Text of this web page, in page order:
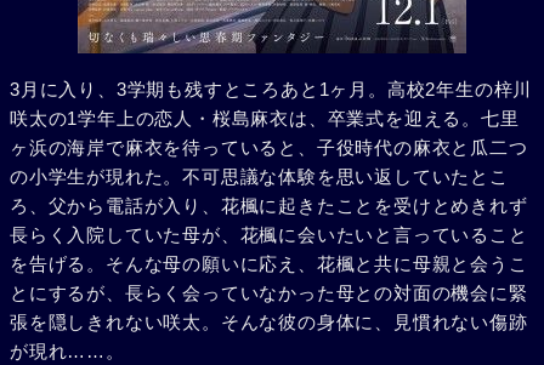
3月に入り、3学期も残すところあと1ヶ月。高校2年生の梓川
咲太の1学年上の恋人・桜島麻衣は、卒業式を迎える。七里
ヶ浜の海岸で麻衣を待っていると、子役時代の麻衣と瓜二つ
の小学生が現れた。不可思議な体験を思い返していたとこ
ろ、父から電話が入り、花楓に起きたことを受けとめきれず
長らく入院していた母が、花楓に会いたいと言っていること
を告げる。そんな母の願いに応え、花楓と共に母親と会うこ
とにするが、長らく会っていなかった母との対面の機会に緊
張を隠しきれない咲太。そんな彼の身体に、見慣れない傷跡
が現れ……。